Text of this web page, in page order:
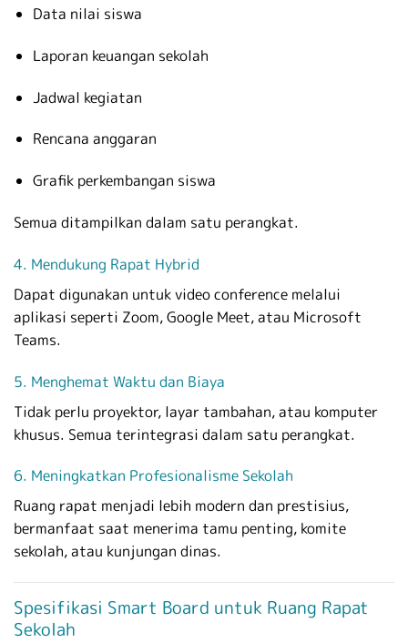
Data nilai siswa
Laporan keuangan sekolah
Jadwal kegiatan
Rencana anggaran
Grafik perkembangan siswa
Semua ditampilkan dalam satu perangkat.
4. Mendukung Rapat Hybrid
Dapat digunakan untuk video conference melalui
aplikasi seperti Zoom, Google Meet, atau Microsoft
Teams.
5. Menghemat Waktu dan Biaya
Tidak perlu proyektor, layar tambahan, atau komputer
khusus. Semua terintegrasi dalam satu perangkat.
6. Meningkatkan Profesionalisme Sekolah
Ruang rapat menjadi lebih modern dan prestisius,
bermanfaat saat menerima tamu penting, komite
sekolah, atau kunjungan dinas.
Spesifikasi Smart Board untuk Ruang Rapat
Sekolah